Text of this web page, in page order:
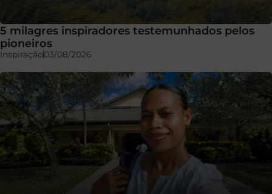
5 milagres inspiradores testemunhados pelos
pioneiros
Inspiração03/08/2026